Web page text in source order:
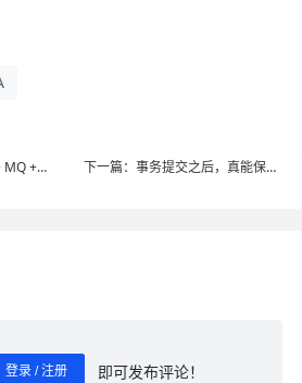
MQ +
下一篇：事务提交之后，真能保证
登录 / 注册
即可发布评论！